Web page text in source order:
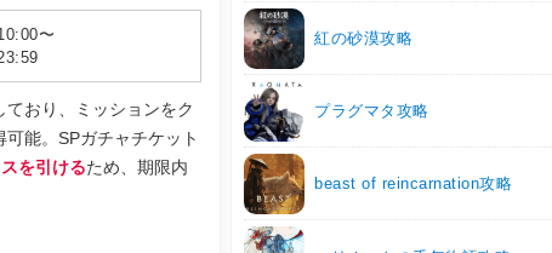
〜
ており、ミッションをク
能。SPガチャチケット
を引けるため、期限内
紅の砂漠攻略
プラグマタ攻略
beast of reincarnation攻略